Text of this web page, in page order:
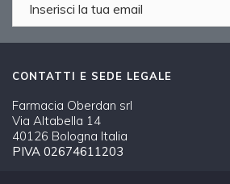
CONTATTI E SEDE LEGALE
Farmacia Oberdan srl
Via Altabella 14
40126 Bologna Italia
PIVA 02674611203